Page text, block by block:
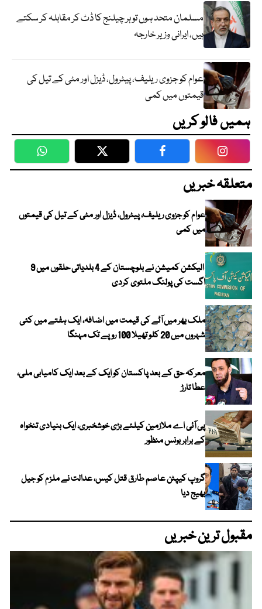
مسلمان متحد ہوں تو ہر چیلنج کا ڈٹ کر مقابلہ کر سکتے
ہیں، ایرانی وزیر خارجہ
عوام کو جزوی ریلیف، پیٹرول، ڈیزل اور مٹی کے تیل کی
قیمتوں میں کمی
ہمیں فالو کریں
WhatsApp Twitter Facebook
متعلقہ خبریں
عوام کو جزوی ریلیف، پیٹرول، ڈیزل اور مٹی کے تیل کی قیمتوں
میں کمی
الیکشن کمیشن نے بلوچستان کے 4 بلدیاتی حلقوں میں 9
اگست کی پولنگ ملتوی کردی
ملک بھر میں آٹے کی قیمت میں اضافہ، ایک ہفتے میں کئی
شہروں میں 20 کلو تھیلا 100 روپے تک مہنگا
معرکہ حق کے بعد پاکستان کو ایک کے بعد ایک کامیابی ملی،
عطا تارڑ
پی آئی اے ملازمین کیلئے بڑی خوشخبری، ایک بنیادی تنخواہ
کے برابر بونس منظور
گروپ کیپٹن عاصم طارق قتل کیس، عدالت نے ملزم کو جیل
بھیج دیا
مقبول ترین خبریں